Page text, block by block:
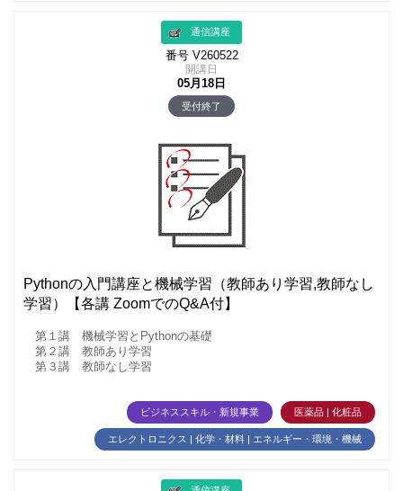
通信講座
番号 V260522
開講日
05月18日
受付終了
Pythonの入門講座と機械学習（教師あり学習,教師なし
学習）【各講 ZoomでのQ&A付】
第１講 機械学習とPythonの基礎
第２講 教師あり学習
第３講 教師なし学習
ビジネススキル・新規事業 医薬品 | 化粧品
エレクトロニクス | 化学・材料 | エネルギー・環境・機械